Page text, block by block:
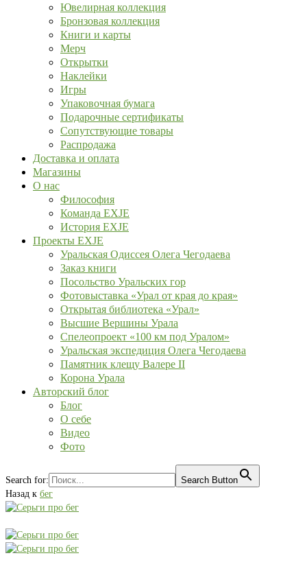
Ювелирная коллекция
Бронзовая коллекция
Книги и карты
Мерч
Открытки
Наклейки
Игры
Упаковочная бумага
Подарочные сертификаты
Сопутствующие товары
Распродажа
Доставка и оплата
Магазины
О нас
Философия
Команда EXJE
История EXJE
Проекты EXJE
Уральская Одиссея Олега Чегодаева
Заказ книги
Посольство Уральских гор
Фотовыставка «Урал от края до края»
Открытая библиотека «Урал»
Высшие Вершины Урала
Спелеопроект «100 км под Уралом»
Уральская экспедиция Олега Чегодаева
Памятник клещу Валере II
Корона Урала
Авторский блог
Блог
О себе
Видео
Фото
Search for:
Search Button
Назад к бег